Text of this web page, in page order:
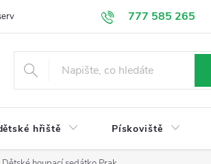
777 585 265
Doprava a platba Obchodní podmínky
hřiště Pískoviště